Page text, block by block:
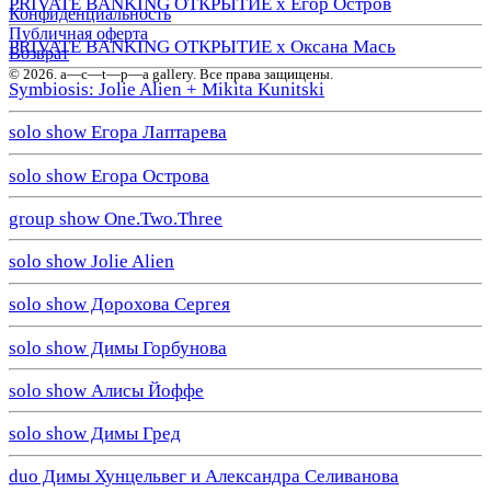
PRIVATE BANKING ОТКРЫТИЕ х Оксана Мась
Symbiosis: Jolie Alien + Mikita Kunitski
solo show Егора Лаптарева
solo show Егора Острова
group show One.Two.Three
solo show Jolie Alien
solo show Дорохова Сергея
solo show Димы Горбунова
solo show Алисы Йоффе
solo show Димы Гред
duo Димы Хунцельвег и Александра Селиванова
Конфиденциальность
Публичная оферта
Возврат
© 2026. a—с—t—р—a gallery. Все права защищены.